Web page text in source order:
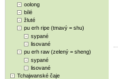
oolong
bílé
žluté
pu erh ripe (tmavý = shu)
sypané
lisované
pu erh raw (zelený = sheng)
sypané
lisované
Tchajwanské čaje